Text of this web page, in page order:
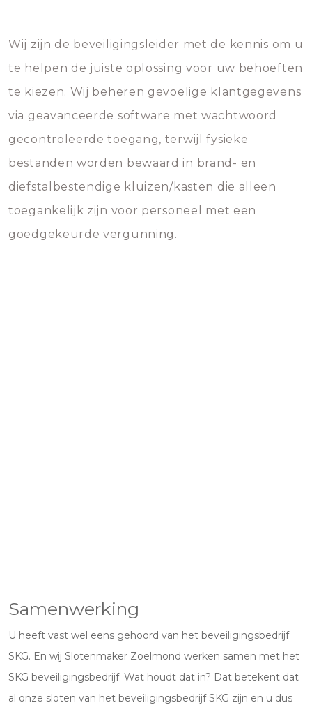
Wij zijn de beveiligingsleider met de kennis om u
te helpen de juiste oplossing voor uw behoeften
te kiezen. Wij beheren gevoelige klantgegevens
via geavanceerde software met wachtwoord
gecontroleerde toegang, terwijl fysieke
bestanden worden bewaard in brand- en
diefstalbestendige kluizen/kasten die alleen
toegankelijk zijn voor personeel met een
goedgekeurde vergunning.
Samenwerking
U heeft vast wel eens gehoord van het beveiligingsbedrijf
SKG. En wij Slotenmaker Zoelmond werken samen met het
SKG beveiligingsbedrijf. Wat houdt dat in? Dat betekent dat
al onze sloten van het beveiligingsbedrijf SKG zijn en u dus